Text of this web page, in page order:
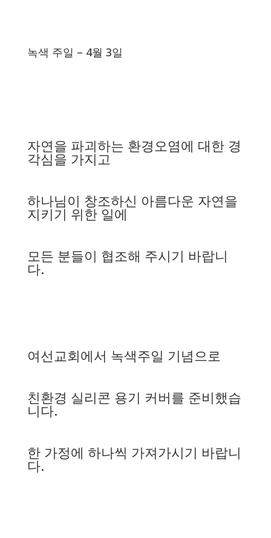
녹색 주일 – 4월 3일
자연을 파괴하는 환경오염에 대한 경
각심을 가지고
하나님이 창조하신 아름다운 자연을
지키기 위한 일에
모든 분들이 협조해 주시기 바랍니
다.
여선교회에서 녹색주일 기념으로
친환경 실리콘 용기 커버를 준비했습
니다.
한 가정에 하나씩 가져가시기 바랍니
다.